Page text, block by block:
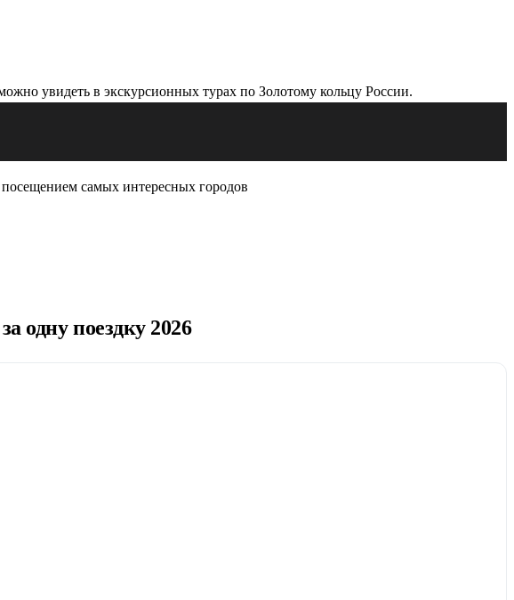
самых интересных городов
одну поездку 2026